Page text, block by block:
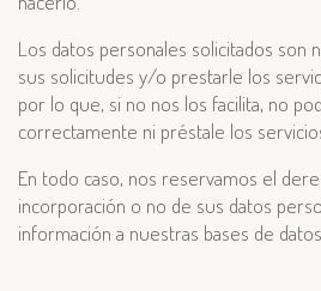
Los datos personales solicitados son
sus solicitudes y/o prestarle los
por lo que, si no nos los facilita, no
correctamente ni préstale los
En todo caso, nos reservamos el
incorporación o no de sus datos
información a nuestras bases de datos.